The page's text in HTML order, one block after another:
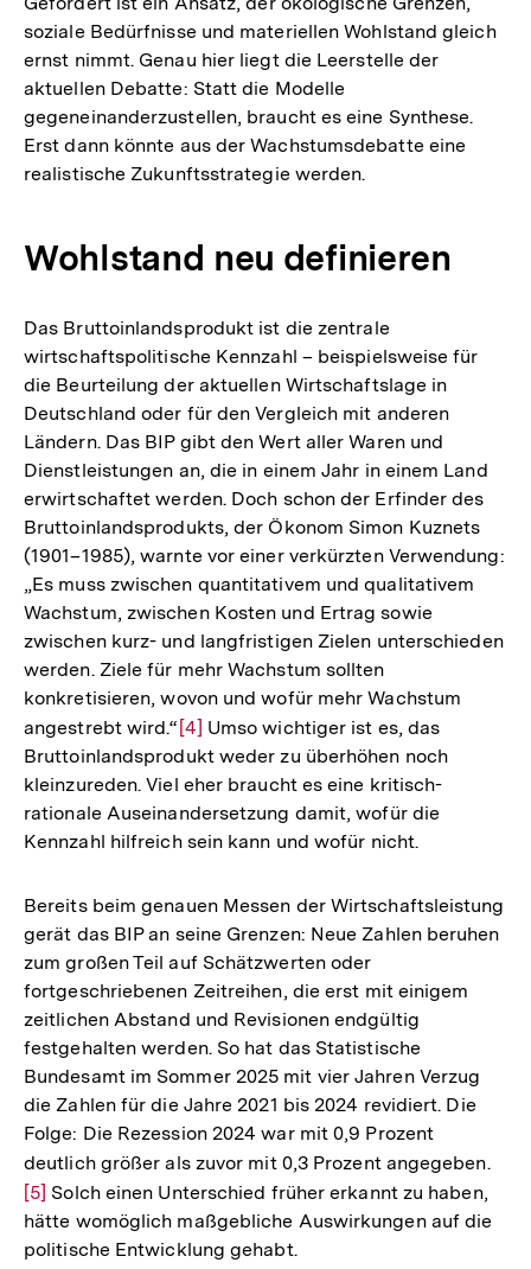
soziale Bedürfnisse und materiellen Wohlstand gleich
ernst nimmt. Genau hier liegt die Leerstelle der
aktuellen Debatte: Statt die Modelle
gegeneinanderzustellen, braucht es eine Synthese.
Erst dann könnte aus der Wachstumsdebatte eine
realistische Zukunftsstrategie werden.
Wohlstand neu definieren
Das Bruttoinlandsprodukt ist die zentrale
wirtschaftspolitische Kennzahl – beispielsweise für
die Beurteilung der aktuellen Wirtschaftslage in
Deutschland oder für den Vergleich mit anderen
Ländern. Das BIP gibt den Wert aller Waren und
Dienstleistungen an, die in einem Jahr in einem Land
erwirtschaftet werden. Doch schon der Erfinder des
Bruttoinlandsprodukts, der Ökonom Simon Kuznets
(1901–1985), warnte vor einer verkürzten Verwendung:
„Es muss zwischen quantitativem und qualitativem
Wachstum, zwischen Kosten und Ertrag sowie
zwischen kurz- und langfristigen Zielen unterschieden
werden. Ziele für mehr Wachstum sollten
konkretisieren, wovon und wofür mehr Wachstum
angestrebt wird.“ Zur
Auflösung
der
Fußnote
[4] Umso wichtiger ist es, das
Bruttoinlandsprodukt weder zu überhöhen noch
kleinzureden. Viel eher braucht es eine kritisch-
rationale Auseinandersetzung damit, wofür die
Kennzahl hilfreich sein kann und wofür nicht.
Bereits beim genauen Messen der Wirtschaftsleistung
gerät das BIP an seine Grenzen: Neue Zahlen beruhen
zum großen Teil auf Schätzwerten oder
fortgeschriebenen Zeitreihen, die erst mit einigem
zeitlichen Abstand und Revisionen endgültig
festgehalten werden. So hat das Statistische
Bundesamt im Sommer 2025 mit vier Jahren Verzug
die Zahlen für die Jahre 2021 bis 2024 revidiert. Die
Folge: Die Rezession 2024 war mit 0,9 Prozent
deutlich größer als zuvor mit 0,3 Prozent angegeben.Zur
der
[5] Solch einen Unterschied früher erkannt zu haben,
hätte womöglich maßgebliche Auswirkungen auf die
politische Entwicklung gehabt.